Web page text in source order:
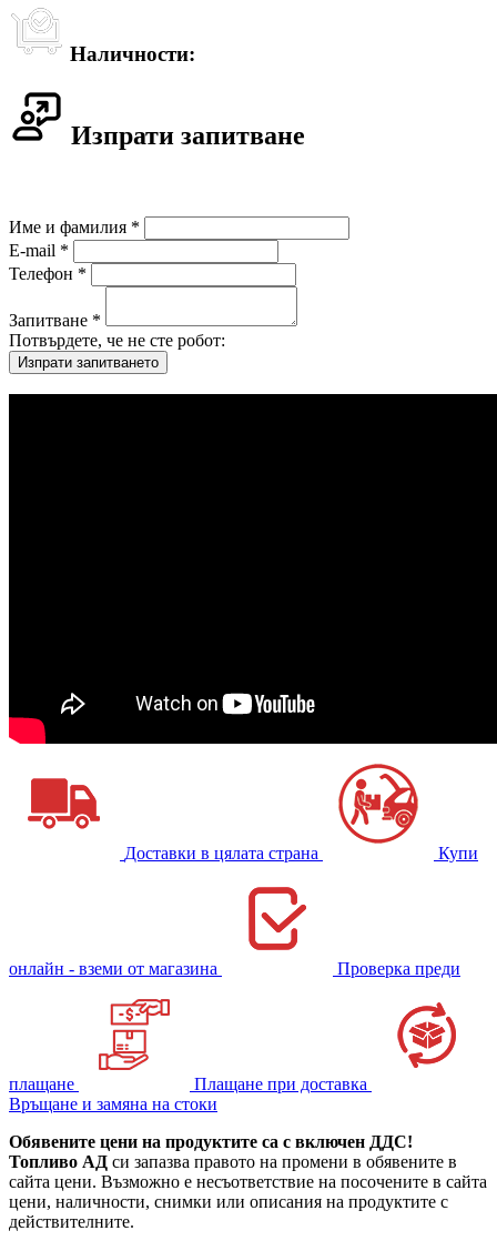
Наличности:
Изпрати запитване
Име и фамилия *
E-mail *
Телефон *
Запитване *
Потвърдете, че не сте робот:
Доставки в цялата страна Купи
онлайн - вземи от магазина Проверка преди
плащане
Плащане при доставка
Връщане и замяна на стоки
Обявените цени на продуктите са с включен ДДС!
Топливо АД си запазва правото на промени в обявените в
сайта цени. Възможно е несъответствие на посочените в сайта
цени, наличности, снимки или описания на продуктите с
действителните.